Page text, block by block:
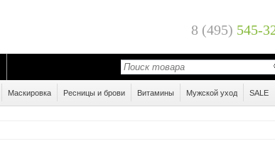
8 (495) 545-
Маскировка Ресницы и брови Витамины Мужской уход SALE